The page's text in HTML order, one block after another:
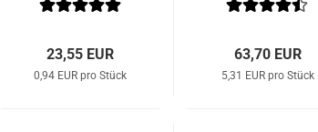
23,55 EUR
0,94 EUR pro Stück
63,70 EUR
5,31 EUR pro Stück